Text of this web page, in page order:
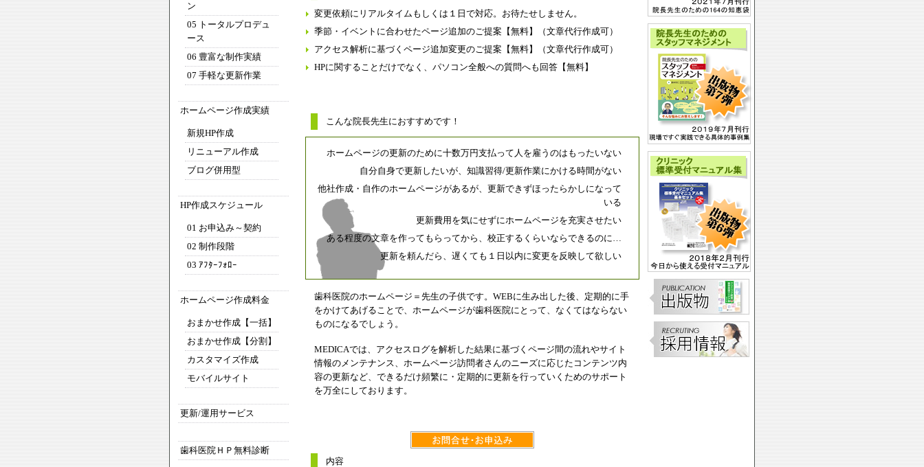
変更依頼にリアルタイムもしくは１日で対応。お待たせしません。
季節・イベントに合わせたページ追加のご提案【無料】（文章代行作成可）
アクセス解析に基づくページ追加変更のご提案【無料】（文章代行作成可）
HPに関することだけでなく、パソコン全般への質問へも回答【無料】
こんな院長先生におすすめです！
ホームページの更新のために十数万円支払って人を雇うのはもったいない
自分自身で更新したいが、知識習得/更新作業にかける時間がない
他社作成・自作のホームページがあるが、更新できずほったらかしになって
いる
更新費用を気にせずにホームページを充実させたい
ある程度の文章を作ってもらってから、校正するくらいならできるのに…
更新を頼んだら、遅くても１日以内に変更を反映して欲しい
歯科医院のホームページ＝先生の子供です。WEBに生み出した後、定期的に手
をかけてあげることで、ホームページが歯科医院にとって、なくてはならない
ものになるでしょう。
MEDICAでは、アクセスログを解析した結果に基づくページ間の流れやサイト
情報のメンテナンス、ホームページ訪問者さんのニーズに応じたコンテンツ内
容の更新など、できるだけ頻繁に・定期的に更新を行っていくためのサポート
を万全にしております。
内容
ン
05 トータルプロデュ
ース
06 豊富な制作実績
07 手軽な更新作業
ホームページ作成実績
新規HP作成
リニューアル作成
ブログ併用型
HP作成スケジュール
01 お申込み～契約
02 制作段階
03 ｱﾌﾀｰﾌｫﾛｰ
ホームページ作成料金
おまかせ作成【一括】
おまかせ作成【分割】
カスタマイズ作成
モバイルサイト
更新/運用サービス
歯科医院ＨＰ無料診断